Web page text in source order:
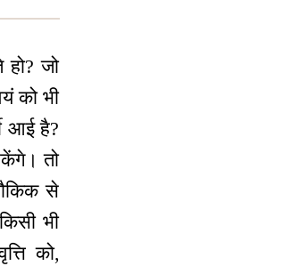
जो
को भी
आई है?
तो
से
भी
को,